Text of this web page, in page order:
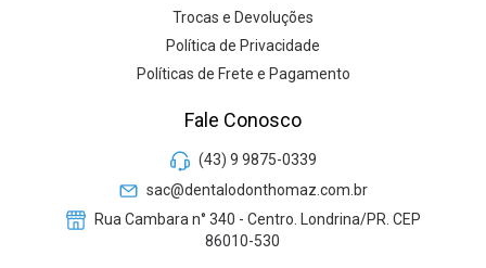
Trocas e Devoluções
Política de Privacidade
Políticas de Frete e Pagamento
Fale Conosco
(43) 9 9875-0339
sac@dentalodonthomaz.com.br
Rua Cambara n° 340 - Centro. Londrina/PR. CEP
86010-530